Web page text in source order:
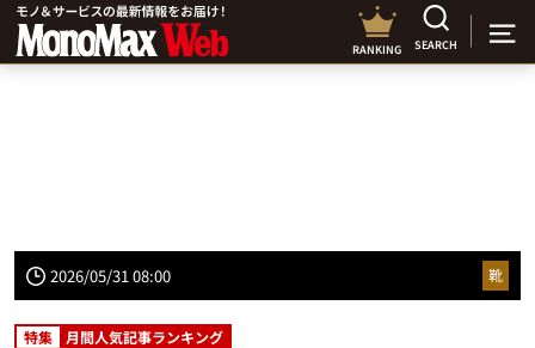
RANKING SEARCH
2026/05/31 08:00 靴
特集 月間人気記事ランキング